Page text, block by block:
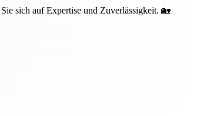
sich auf Expertise und Zuverlässigkeit. 🏡